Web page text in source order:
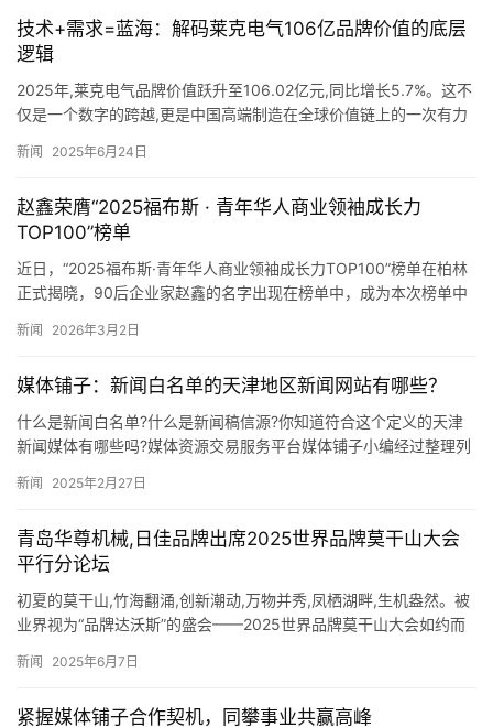
技术+需求=蓝海：解码莱克电气106亿品牌价值的底层
逻辑
2025年,莱克电气品牌价值跃升至106.02亿元,同比增长5.7%。这不
仅是一个数字的跨越,更是中国高端制造在全球价值链上的一次有力
新闻 2025年6月24日
赵鑫荣膺“2025福布斯 · 青年华人商业领袖成长力
TOP100”榜单
近日，“2025福布斯·青年华人商业领袖成长力TOP100”榜单在柏林
正式揭晓，90后企业家赵鑫的名字出现在榜单中，成为本次榜单中
新闻 2026年3月2日
媒体铺子：新闻白名单的天津地区新闻网站有哪些？
什么是新闻白名单?什么是新闻稿信源?你知道符合这个定义的天津
新闻媒体有哪些吗?媒体资源交易服务平台媒体铺子小编经过整理列
新闻 2025年2月27日
青岛华尊机械,日佳品牌出席2025世界品牌莫干山大会
平行分论坛
初夏的莫干山,竹海翻涌,创新潮动,万物并秀,凤栖湖畔,生机盎然。被
业界视为“品牌达沃斯”的盛会——2025世界品牌莫干山大会如约而
新闻 2025年6月7日
紧握媒体铺子合作契机，同攀事业共赢高峰